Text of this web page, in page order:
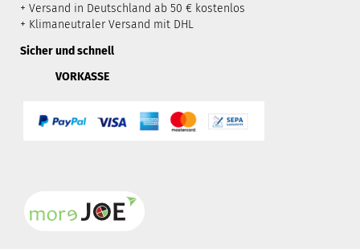
+ Versand in Deutschland ab 50 € kostenlos
+ Klimaneutraler Versand mit DHL
Sicher und schnell
VORKASSE